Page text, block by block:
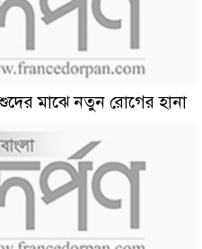
মাঝে নতুন রোগের হানা